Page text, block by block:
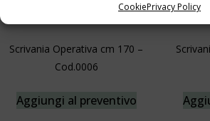
CookiePrivacy Policy
Scrivania Operativa cm 170 –
Cod.0006
Aggiungi al preventivo